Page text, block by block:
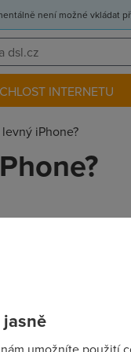
není možné vkládat
INTERNETU
iPhone?
výrobky, přesto
iPadu mini
u apple